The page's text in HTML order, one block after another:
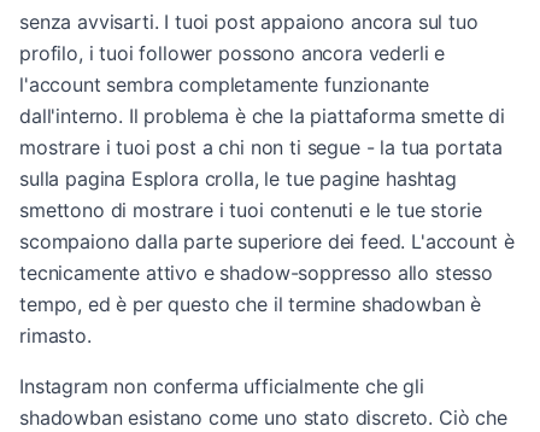
senza avvisarti. I tuoi post appaiono ancora sul tuo
profilo, i tuoi follower possono ancora vederli e
l'account sembra completamente funzionante
dall'interno. Il problema è che la piattaforma smette di
mostrare i tuoi post a chi non ti segue - la tua portata
sulla pagina Esplora crolla, le tue pagine hashtag
smettono di mostrare i tuoi contenuti e le tue storie
scompaiono dalla parte superiore dei feed. L'account è
tecnicamente attivo e shadow-soppresso allo stesso
tempo, ed è per questo che il termine shadowban è
rimasto.
Instagram non conferma ufficialmente che gli
shadowban esistano come uno stato discreto. Ciò che